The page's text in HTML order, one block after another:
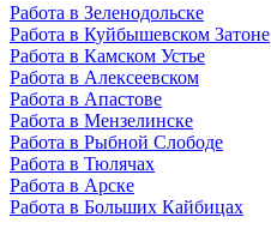
Работа в Зеленодольске
Работа в Куйбышевском Затоне
Работа в Камском Устье
Работа в Алексеевском
Работа в Апастове
Работа в Мензелинске
Работа в Рыбной Слободе
Работа в Тюлячах
Работа в Арске
Работа в Больших Кайбицах